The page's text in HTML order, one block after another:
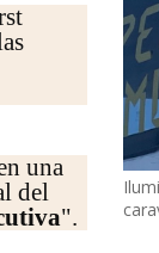
una
del
".